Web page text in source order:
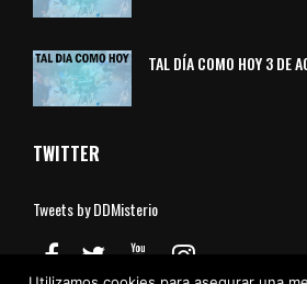
TAL DÍA COMO HOY 3 DE
TWITTER
Tweets by DDMisterio